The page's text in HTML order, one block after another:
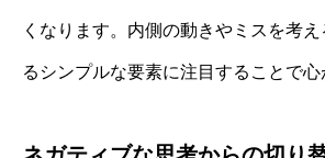
くなります。内側の動きやミスを考
るシンプルな要素に注目することで心